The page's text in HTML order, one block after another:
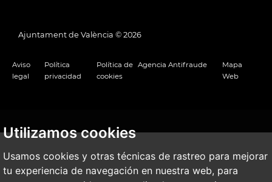
Utilizamos cookies
Usamos cookies y otras técnicas de rastreo para mejorar
tu experiencia de navegación en nuestra web, para
Ajuntament de València © 2026
Aviso
legal
Política
privacidad
Política de
cookies
Agencia Antifraude
Mapa
Web